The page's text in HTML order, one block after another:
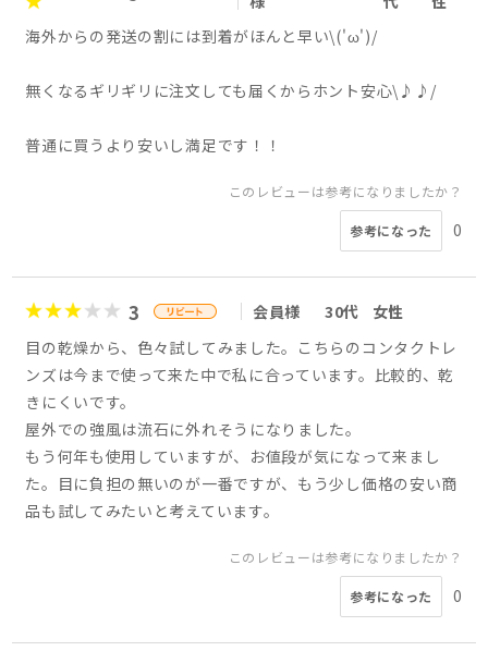
海外からの発送の割には到着がほんと早い\('ω')/
無くなるギリギリに注文しても届くからホント安心\♪♪/
普通に買うより安いし満足です！！
このレビューは参考になりましたか？
参考になった 0
3 会員様 30代
女性
目の乾燥から、色々試してみました。こちらのコンタクトレ
ンズは今まで使って来た中で私に合っています。比較的、乾
きにくいです。
屋外での強風は流石に外れそうになりました。
もう何年も使用していますが、お値段が気になって来まし
た。目に負担の無いのが一番ですが、もう少し価格の安い商
品も試してみたいと考えています。
このレビューは参考になりましたか？
参考になった 0